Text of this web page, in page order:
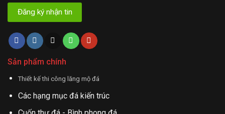
Sản phẩm chính
Thiết kế thi công lăng mộ đá
Các hạng mục đá kiến trúc